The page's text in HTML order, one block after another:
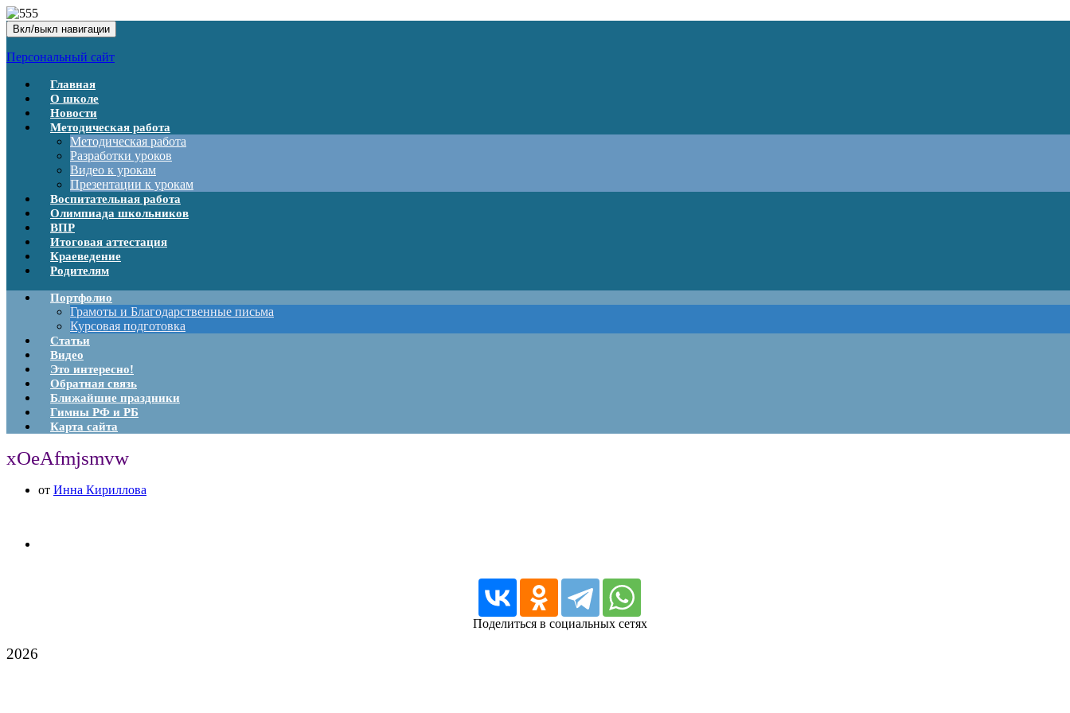
Вкл/выкл навигации
Персональный сайт
Главная
О школе
Новости
Методическая работа
Методическая работа
Разработки уроков
Видео к урокам
Презентации к урокам
Воспитательная работа
Олимпиада школьников
ВПР
Итоговая аттестация
Краеведение
Родителям
Портфолио
Грамоты и Благодарственные письма
Курсовая подготовка
Статьи
Видео
Это интересно!
Обратная связь
Ближайшие праздники
Гимны РФ и РБ
Карта сайта
xOeAfmjsmvw
от Инна Кириллова
Поделиться в социальных сетях
2026